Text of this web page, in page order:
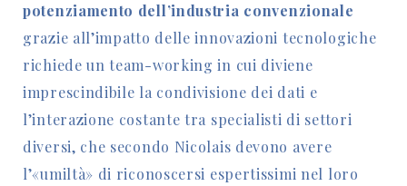
potenziamento dell’industria convenzionale
grazie all’impatto delle innovazioni tecnologiche
richiede un team-working in cui diviene
imprescindibile la condivisione dei dati e
l’interazione costante tra specialisti di settori
diversi, che secondo Nicolais devono avere
l’«umiltà» di riconoscersi espertissimi nel loro